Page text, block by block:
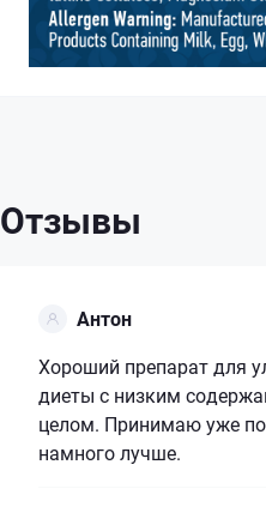
Отзывы
Антон
Хороший препарат для
диеты с низким
целом. Принимаю уже
намного лучше.